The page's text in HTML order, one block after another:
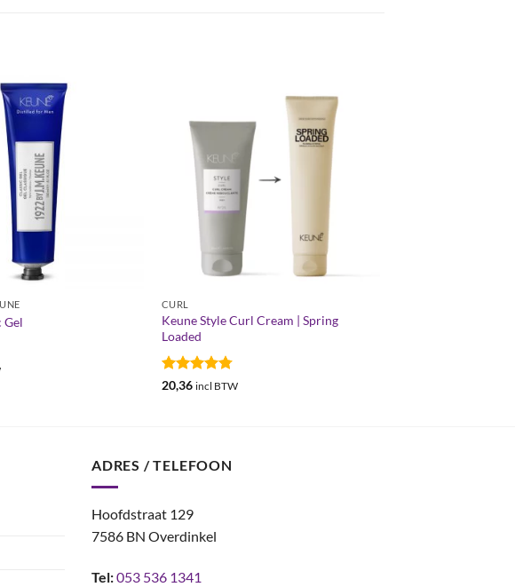
Gel
CURL
Keune Style Curl Cream | Spring
Loaded
Gewaardeerd
20,36 incl BTW
ADRES / TELEFOON
Hoofdstraat 129
7586 BN Overdinkel
Tel:053 536 1341